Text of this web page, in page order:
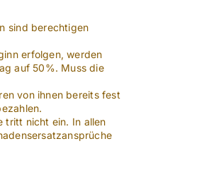
sind berechtigen
erfolgen, werden
auf 50%. Muss die
von ihnen bereits fest
tritt nicht ein. In allen